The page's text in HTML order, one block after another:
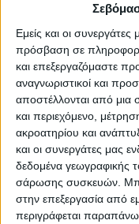
Εμείς και οι
πρόσβαση σε
και επεξεργαζόμαστε
αναγνωριστικοί και
αποστέλλονται από μια
και περιεχόμενο,
ακροατηρίου και
και οι συνεργάτες μας
δεδομένα γεωγραφικής
σάρωσης συσκευών.
στην επεξεργασία από
περιγράφεται
Action Plus
Γοητευτικές